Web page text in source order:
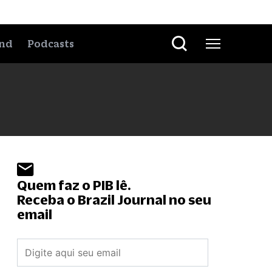
Podcasts
Quem faz o PIB lê.
Receba o Brazil Journal no seu
email